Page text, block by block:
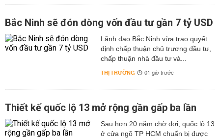
Bắc Ninh sẽ đón dòng vốn đầu tư gần 7 tỷ USD
Lãnh đạo Bắc Ninh vừa trao quyết
định chấp thuận chủ trương đầu tư,
chấp thuận nhà đầu tư và...
THỊ TRƯỜNG 01 giờ trước
Thiết kế quốc lộ 13 mở rộng gần gấp ba lần
Sau hơn 20 năm chờ đợi, quốc lộ 13
ở cửa ngõ TP HCM chuẩn bị được